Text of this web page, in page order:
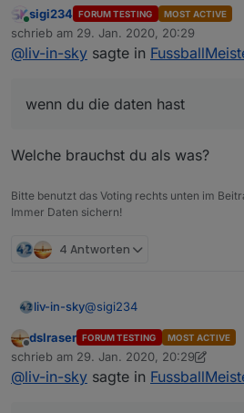
wenn du die daten hast
@dslraserist da in einem project - vielleicht kann er
Online
sigi234 FORUM TESTING MOST ACTIVE
schrieb am 29. Jan. 2020, 20:29
zuletzt editiert von
@liv-in-sky sagte in
wenn du die daten hast
Welche brauchst du als was?
Bitte benutzt das Voting rechts unten im
Immer Daten sichern!
4 Antworten
liv-in-sky@sigi234
wenn du die daten hast
@dslraserist da in einem project - vielleicht kann er
Offline
dslraser FORUM TESTING MOST ACTIVE
schrieb am 29. Jan. 2020, 20:29
zuletzt editiert von dslraser
@liv-in-sky sagte in